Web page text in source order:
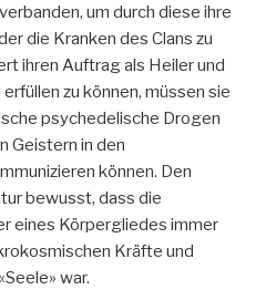
um durch diese ihre
die Kranken des Clans zu
ihren Auftrag als Heiler und
zu können, müssen sie
psychedelische Drogen
Geistern in den
können. Den
bewusst, dass die
eines Körpergliedes immer
Kräfte und
war.